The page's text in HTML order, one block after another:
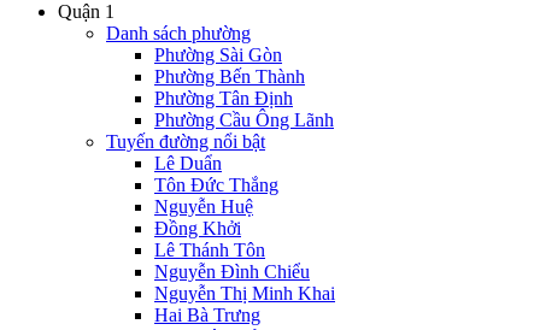
Quận 1
Danh sách phường
Phường Sài Gòn
Phường Bến Thành
Phường Tân Định
Phường Cầu Ông Lãnh
Tuyến đường nổi bật
Lê Duẩn
Tôn Đức Thắng
Nguyễn Huệ
Đồng Khởi
Lê Thánh Tôn
Nguyễn Đình Chiểu
Nguyễn Thị Minh Khai
Hai Bà Trưng